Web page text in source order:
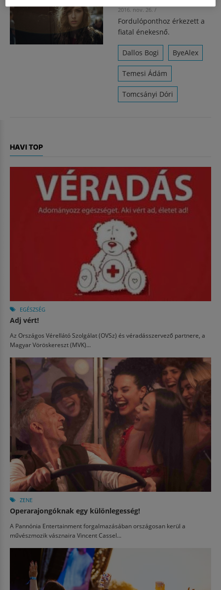
2016. nov. 26. /
Fordulóponthoz érkezett a
fiatal énekesnő.
Dallos Bogi ByeAlex
Temesi Ádám
Tomcsányi Dóri
HAVI TOP
EGÉSZSÉG
Adj vért!
Az Országos Vérellátó Szolgálat (OVSz) és véradásszervező partnere, a
Magyar Vöröskereszt (MVK)...
ZENE
Operarajongóknak egy különlegesség!
A Pannónia Entertainment forgalmazásában országosan kerül a
művészmozik vásznaira Vincent Cassel...